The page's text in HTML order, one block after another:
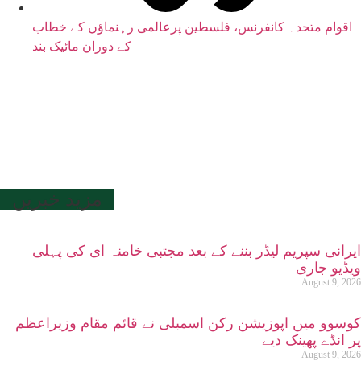
اقوام متحدہ کانفرنس، فلسطین پرعالمی رہنماؤں کے خطاب
کے دوران مائیک بند
مزید خبریں
ایرانی سپریم لیڈر بننے کے بعد مجتبیٰ خامنہ ای کی پہلی
ویڈیو جاری
August 9, 2026
کوسوو میں اپوزیشن رکن اسمبلی نے قائم مقام وزیراعظم
پر انڈے پھینک دیے
August 9, 2026